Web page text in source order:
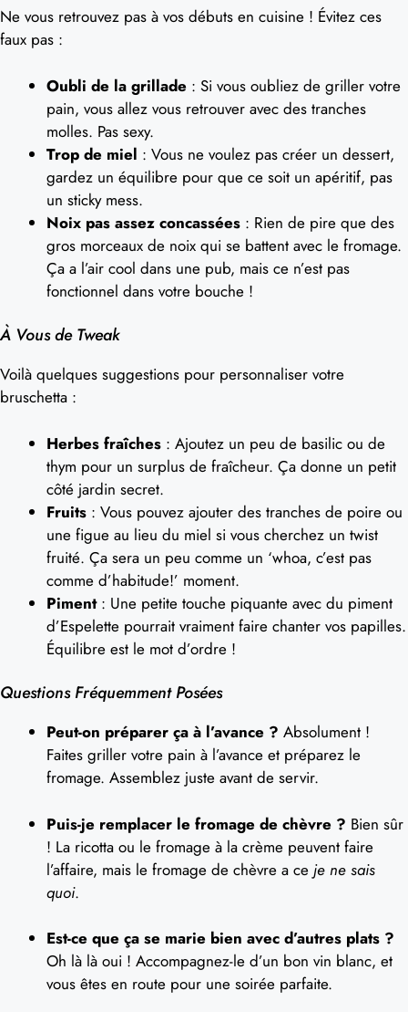
Ne vous retrouvez pas à vos débuts en cuisine ! Évitez ces
faux pas :
Oubli de la grillade : Si vous oubliez de griller votre
pain, vous allez vous retrouver avec des tranches
molles. Pas sexy.
Trop de miel : Vous ne voulez pas créer un dessert,
gardez un équilibre pour que ce soit un apéritif, pas
un sticky mess.
Noix pas assez concassées : Rien de pire que des
gros morceaux de noix qui se battent avec le fromage.
Ça a l’air cool dans une pub, mais ce n’est pas
fonctionnel dans votre bouche !
À Vous de Tweak
Voilà quelques suggestions pour personnaliser votre
bruschetta :
Herbes fraîches : Ajoutez un peu de basilic ou de
thym pour un surplus de fraîcheur. Ça donne un petit
côté jardin secret.
Fruits : Vous pouvez ajouter des tranches de poire ou
une figue au lieu du miel si vous cherchez un twist
fruité. Ça sera un peu comme un ‘whoa, c’est pas
comme d’habitude!’ moment.
Piment: Une petite touche piquante avec du piment
d’Espelette pourrait vraiment faire chanter vos papilles.
Équilibre est le mot d’ordre !
Questions Fréquemment Posées
Peut-on préparer ça à l’avance ? Absolument !
Faites griller votre pain à l’avance et préparez le
fromage. Assemblez juste avant de servir.
Puis-je remplacer le fromage de chèvre ? Bien sûr
! La ricotta ou le fromage à la crème peuvent faire
l’affaire, mais le fromage de chèvre a ce je ne sais
quoi.
Est-ce que ça se marie bien avec d’autres plats ?
Oh là là oui ! Accompagnez-le d’un bon vin blanc, et
vous êtes en route pour une soirée parfaite.